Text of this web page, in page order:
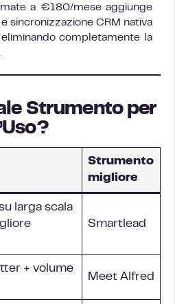
a €180/mese aggiunge
sincronizzazione CRM nativa
completamente la
Strumento per
Strumento
migliore
larga scala
Smartlead
+ volume
Meet Alfred